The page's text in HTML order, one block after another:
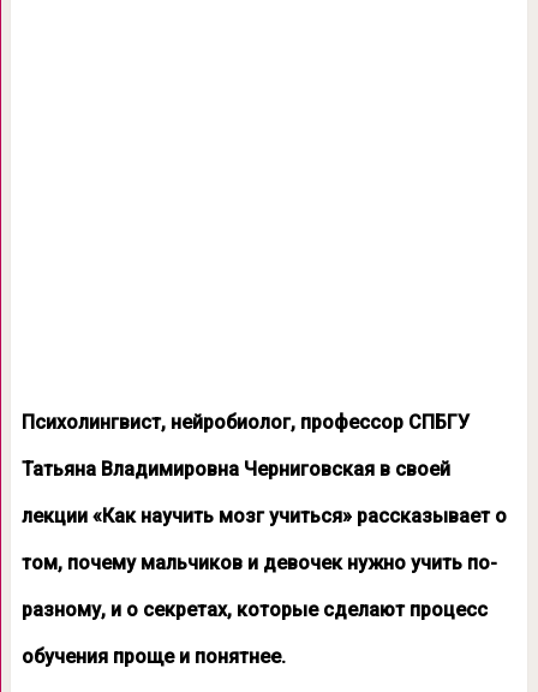
Психолингвист, нейробиолог, профессор СПБГУ
Татьяна Владимировна Черниговская в своей
лекции «Как научить мозг учиться» рассказывает о
том, почему мальчиков и девочек нужно учить по-
разному, и о секретах, которые сделают процесс
обучения проще и понятнее.